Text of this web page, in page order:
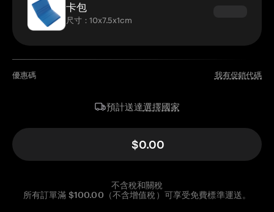
卡包
尺寸：10x7.5x1cm
優惠碼 我有促銷代碼
預計送達選擇國家
$0.00
不含稅和關稅
所有訂單滿 $100.00（不含增值稅）可享受免費標準運送。